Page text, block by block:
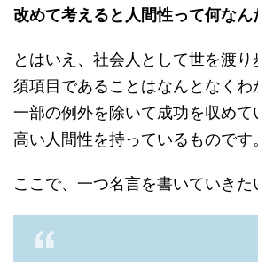
改めて考えると人間性って何なん
とはいえ、社会人として世を渡
須項目であることはなんとなくわ
一部の例外を除いて成功を収めて
高い人間性を持っているものです
ここで、一つ名言を書いていきた